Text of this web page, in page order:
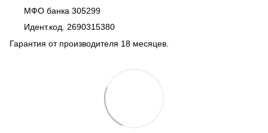
МФО банка 305299
Идент.код. 2690315380
Гарантия от производителя 18 месяцев.